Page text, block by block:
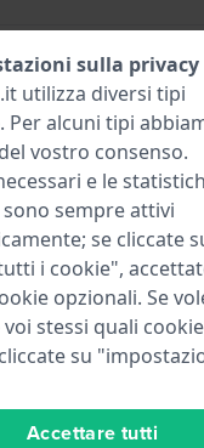
22 mm
fibbia
20 mm
Argento
Chiusura
bottoni
Argento
Perni a molla
No
sulla privacy
utilizza diversi tipi
. Per alcuni tipi
vostro consenso.
e le
sempre attivi
se cliccate
i cookie",
opzionali. Se
stessi quali cookie
su
Accettare tutti